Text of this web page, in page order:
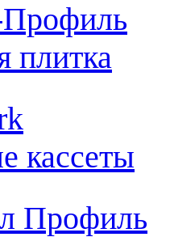
плитка
кассеты
Профиль